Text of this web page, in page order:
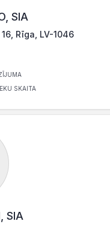
SIA
Rīga, LV-1046
SKAITA
SIA